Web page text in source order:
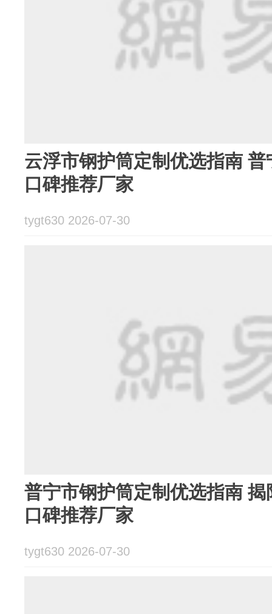
云浮市钢护筒定制优选指南
口碑推荐厂家
tygt630 2026-07-30
普宁市钢护筒定制优选指南
口碑推荐厂家
tygt630 2026-07-30